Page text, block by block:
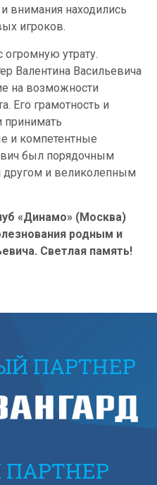
внимания находились
игроков.
огромную утрату.
Валентина Васильевича
на возможности
Его грамотность и
принимать
и компетентные
был порядочным
и великолепным
«Динамо» (Москва)
родным и
Светлая память!
ПАРТНЕР